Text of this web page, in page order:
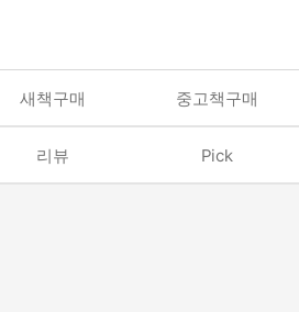
새책구매 중고책구매
리뷰 Pick